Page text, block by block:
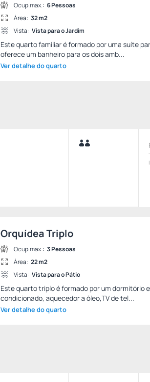
Ocup.max.: 6 Pessoas
Área: 32 m2
Vista: Vista para o Jardim
Este quarto familiar é formado por uma suíte
oferece um banheiro para os dois amb...
Ver detalhe do quarto
Orquídea Triplo
Ocup.max.: 3 Pessoas
Área: 22 m2
Vista: Vista para o Pátio
Este quarto triplo é formado por um dormitório
condicionado, aquecedor a óleo,TV de tel...
Ver detalhe do quarto